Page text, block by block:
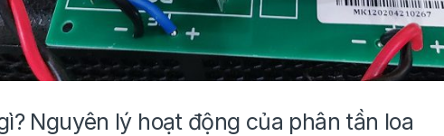
Nguyên lý hoạt động của phân tần loa